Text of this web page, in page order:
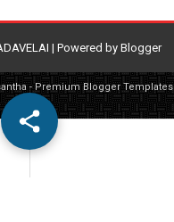
| Powered by Blogger
-Premium Blogger Templates